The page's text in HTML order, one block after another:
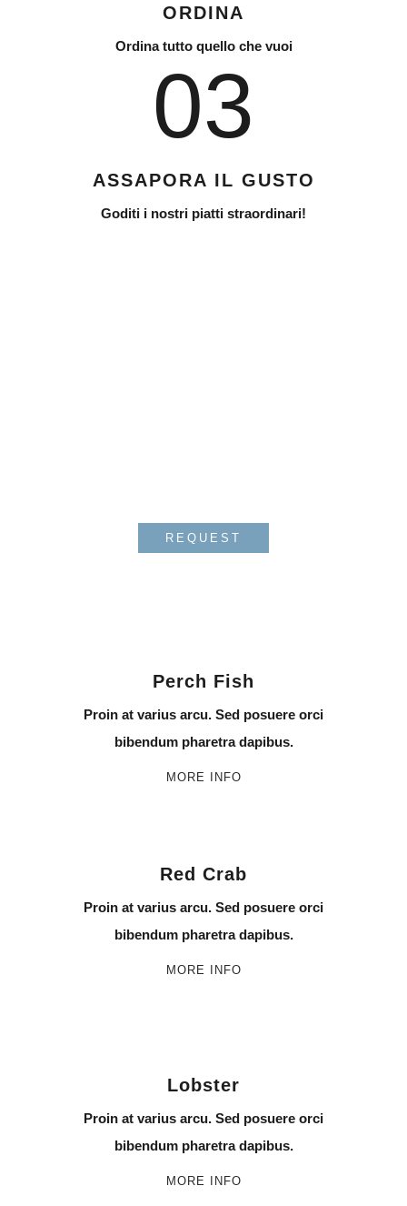
ORDINA
Ordina tutto quello che vuoi
03
ASSAPORA IL GUSTO
Goditi i nostri piatti straordinari!
REQUEST
Perch Fish
Proin at varius arcu. Sed posuere orci
bibendum pharetra dapibus.
MORE INFO
Red Crab
Proin at varius arcu. Sed posuere orci
bibendum pharetra dapibus.
MORE INFO
Lobster
Proin at varius arcu. Sed posuere orci
bibendum pharetra dapibus.
MORE INFO